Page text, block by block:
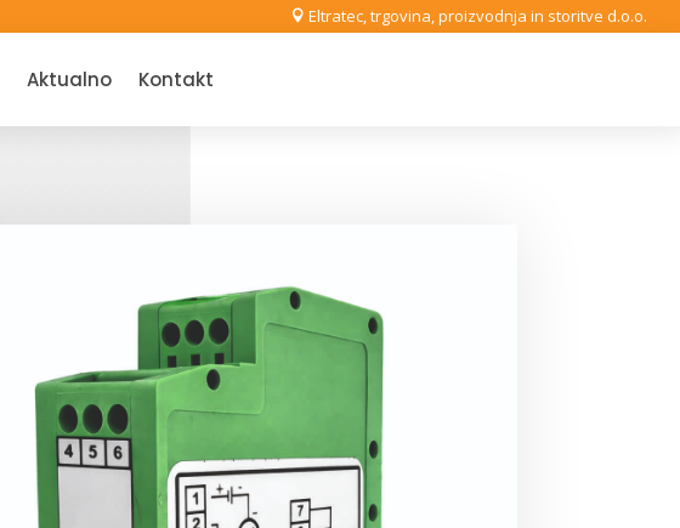
 Eltratec, trgovina, proizvodnja in storitve d.o.o.
Aktualno Kontakt